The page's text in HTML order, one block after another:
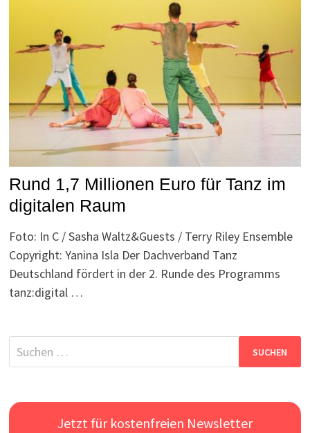
Rund 1,7 Millionen Euro für Tanz im
digitalen Raum
Foto: In C / Sasha Waltz&Guests / Terry Riley Ensemble
Copyright: Yanina Isla Der Dachverband Tanz
Deutschland fördert in der 2. Runde des Programms
tanz:digital …
Suchen
nach:
Jetzt für kostenfreien Newsletter